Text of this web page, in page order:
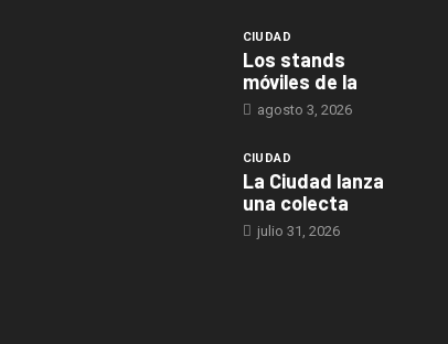
CIUDAD
Los stands
móviles de la
agosto 3, 2026
CIUDAD
La Ciudad lanza
una colecta
julio 31, 2026